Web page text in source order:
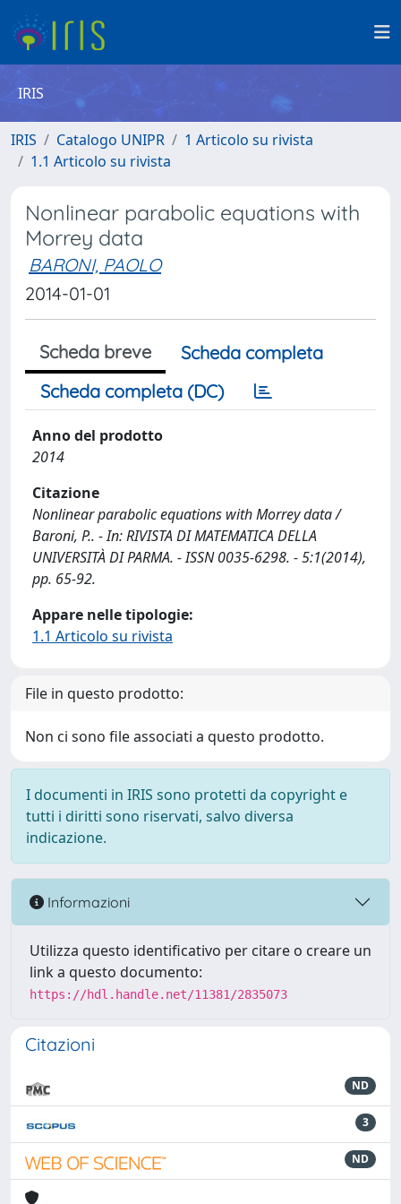
IRIS
IRIS Catalogo UNIPR
1 Articolo su rivista
1.1 Articolo su rivista
Nonlinear parabolic equations with
Morrey data
BARONI, PAOLO
2014-01-01
Scheda breve
Scheda completa
Scheda completa (DC)
Anno del prodotto
2014
Citazione
Nonlinear parabolic equations with Morrey data /
Baroni, P.. - In: RIVISTA DI MATEMATICA DELLA
UNIVERSITÀ DI PARMA. - ISSN 0035-6298. - 5:1(2014),
pp. 65-92.
Appare nelle tipologie:
1.1 Articolo su rivista
File in questo prodotto:
Non ci sono file associati a questo prodotto.
I documenti in IRIS sono protetti da copyright e
tutti i diritti sono riservati, salvo diversa
indicazione.
Informazioni
Utilizza questo identificativo per citare o creare un
link a questo documento:
https://hdl.handle.net/11381/2835073
Citazioni
ND
3
ND